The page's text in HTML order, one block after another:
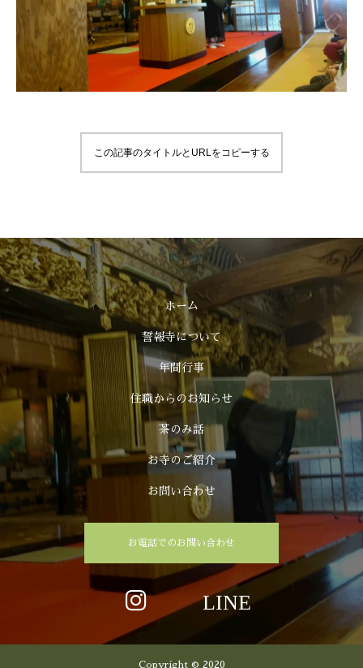
この記事のタイトルとURLをコピーする
ホーム
誓報寺について
年間行事
住職からのお知らせ
茶のみ話
お寺のご紹介
お問い合わせ
お電話でのお問い合わせ
Copyright © 2020